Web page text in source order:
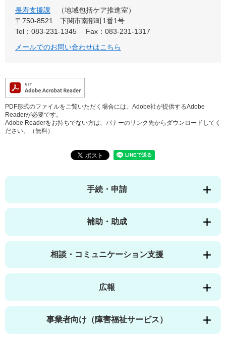
長寿支援課
地域包括ケア推進室
〒750-8521
下関市南部町1番1号
Tel：083-231-1345
Fax：083-231-1317
メールでのお問い合わせはこちら
PDF形式のファイルをご覧いただく場合には、Adobe社が提供するAdobe
Readerが必要です。
Adobe Readerをお持ちでない方は、バナーのリンク先からダウンロードしてく
ださい。（無料）
手続・申請
補助・助成
相談・コミュニケーション支援
広報
事業者向け（障害福祉サービス）